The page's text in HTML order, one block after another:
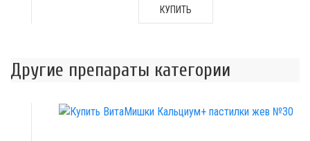
КУПИТЬ
Другие препараты категории